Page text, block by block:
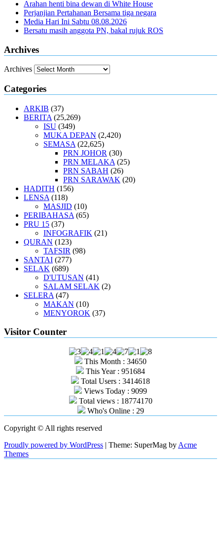
Arahan henti bina dewan di White House
Perjanjian Pertahanan Bersama tiga negara
Media Hari Ini Sabtu 08.08.2026
Bersatu masih anggota PN, bakal rujuk ROS
Archives
Archives
Categories
ARKIB (37)
BERITA (25,269)
ISU (349)
MUKA DEPAN (2,420)
SEMASA (22,625)
PRN JOHOR (30)
PRN MELAKA (25)
PRN SABAH (26)
PRN SARAWAK (20)
HADITH (156)
LENSA (118)
MASJID (10)
PERIBAHASA (65)
PRU 15 (37)
INFOGRAFIK (21)
QURAN (123)
TAFSIR (98)
SANTAI (277)
SELAK (689)
D'UTUSAN (41)
SALAM SELAK (2)
SELERA (47)
MAKAN (10)
MENYOROK (37)
Visitor Counter
This Month : 34650
This Year : 951684
Total Users : 3414618
Views Today : 9099
Total views : 18774170
Who's Online : 29
Copyright © All rights reserved
Proudly powered by WordPress | Theme: SuperMag by Acme
Themes